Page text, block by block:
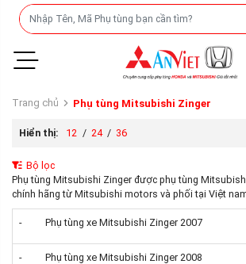
Trang chủ Phụ tùng Mitsubishi Zinger
Hiển thị: 12 / 24 / 36
Bộ lọc
Phụ tùng Mitsubishi Zinger được phụ tùng
chính hãng từ Mitsubishi motors và phối tại Việt
- Phụ tùng xe Mitsubishi Zinger 2007
- Phụ tùng xe Mitsubishi Zinger 2008